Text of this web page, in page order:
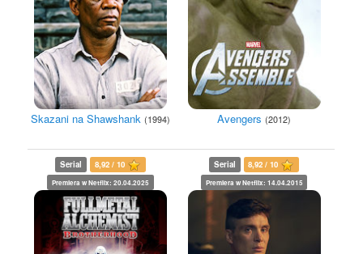
Skazani na Shawshank (1994) Avengers (2012)
Serial 8,92 / 10
Premiera w Netflix: 20.04.2025
Serial 8,92 / 10
Premiera w Netflix: 14.04.2015